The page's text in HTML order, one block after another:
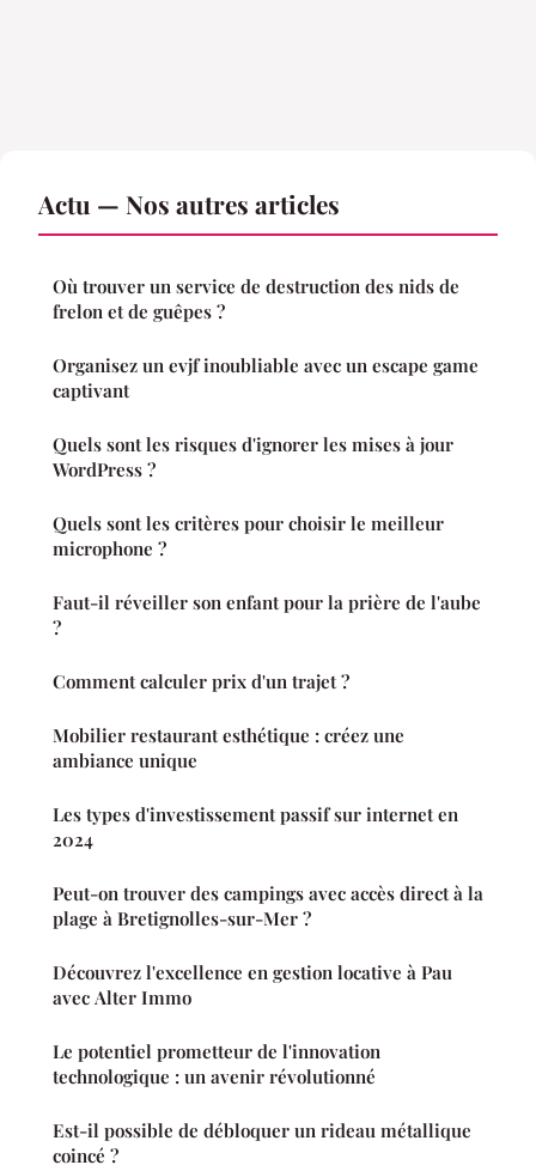
Actu — Nos autres articles
Où trouver un service de destruction des nids de
frelon et de guêpes ?
Organisez un evjf inoubliable avec un escape game
captivant
Quels sont les risques d'ignorer les mises à jour
WordPress ?
Quels sont les critères pour choisir le meilleur
microphone ?
Faut-il réveiller son enfant pour la prière de l'aube
?
Comment calculer prix d'un trajet ?
Mobilier restaurant esthétique : créez une
ambiance unique
Les types d'investissement passif sur internet en
2024
Peut-on trouver des campings avec accès direct à la
plage à Bretignolles-sur-Mer ?
Découvrez l'excellence en gestion locative à Pau
avec Alter Immo
Le potentiel prometteur de l'innovation
technologique : un avenir révolutionné
Est-il possible de débloquer un rideau métallique
coincé ?